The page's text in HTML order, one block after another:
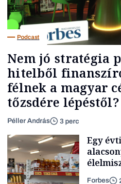
Podcast
Nem jó stratégia
hitelből
félnek a magyar
tőzsdére lépéstől?
Péller András 3 perc
Egy
Forbes